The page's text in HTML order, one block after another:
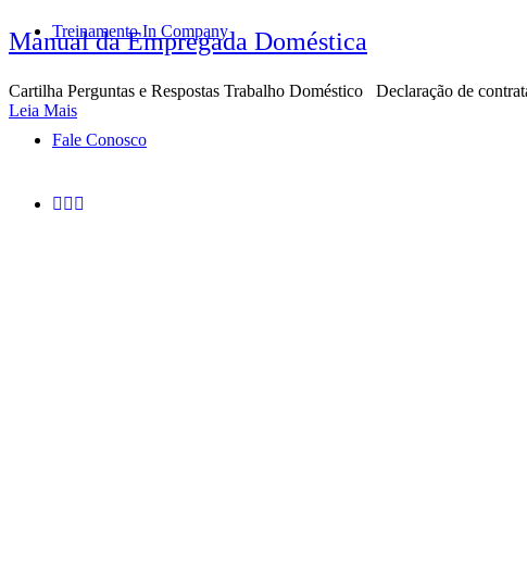
Treinamento In Company
Fale Conosco
Manual da Empregada Doméstica
Cartilha Perguntas e Respostas Trabalho Doméstico Declaração de
Leia Mais